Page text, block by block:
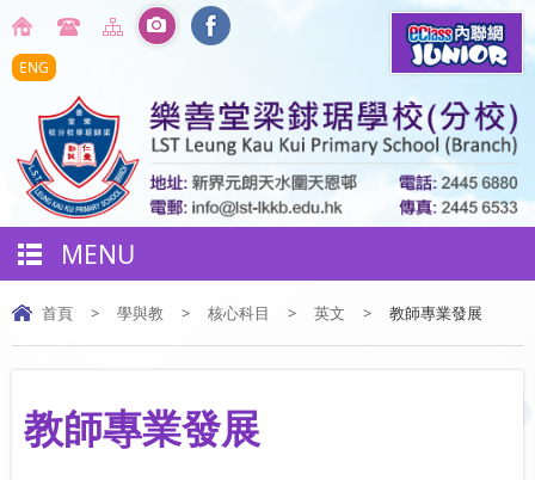
ENG
MENU
首頁 > 學與教 > 核心科目 > 英文 > 教師專業發展
教師專業發展